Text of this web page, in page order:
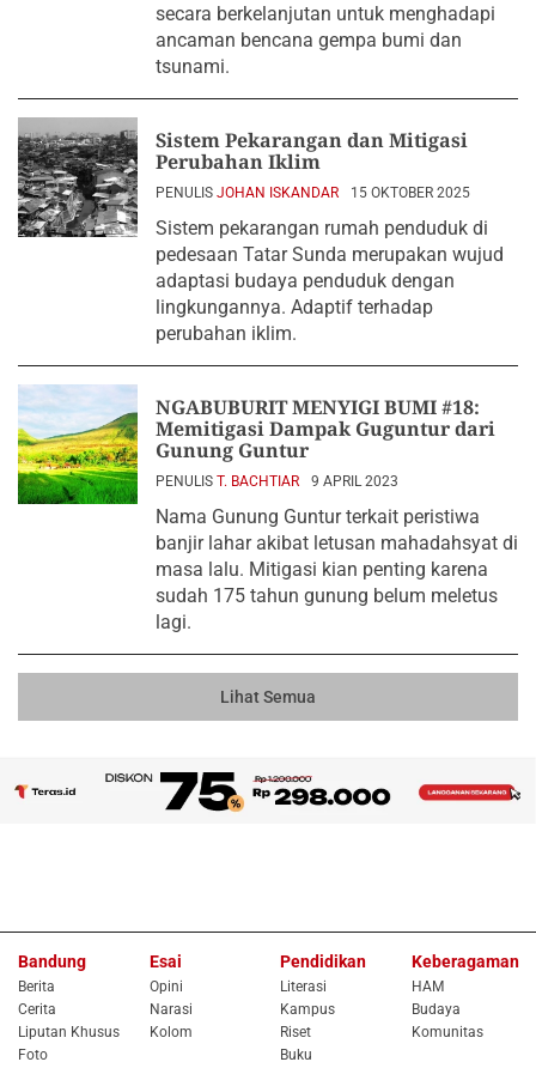
secara berkelanjutan untuk menghadapi
ancaman bencana gempa bumi dan
tsunami.
Sistem Pekarangan dan Mitigasi
Perubahan Iklim
PENULIS JOHAN ISKANDAR 15 OKTOBER 2025
Sistem pekarangan rumah penduduk di
pedesaan Tatar Sunda merupakan wujud
adaptasi budaya penduduk dengan
lingkungannya. Adaptif terhadap
perubahan iklim.
NGABUBURIT MENYIGI BUMI #18:
Memitigasi Dampak Guguntur dari
Gunung Guntur
PENULIS T. BACHTIAR 9 APRIL 2023
Nama Gunung Guntur terkait peristiwa
banjir lahar akibat letusan mahadahsyat di
masa lalu. Mitigasi kian penting karena
sudah 175 tahun gunung belum meletus
lagi.
Lihat Semua
Bandung
Berita
Cerita
Liputan Khusus
Foto
Esai
Opini
Narasi
Kolom
Pendidikan
Literasi
Kampus
Riset
Buku
Keberagaman
HAM
Budaya
Komunitas